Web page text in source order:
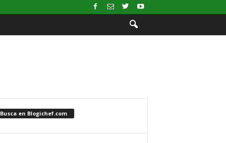
Busca en Blogichef.com